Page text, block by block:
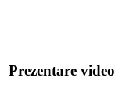
Prezentare video